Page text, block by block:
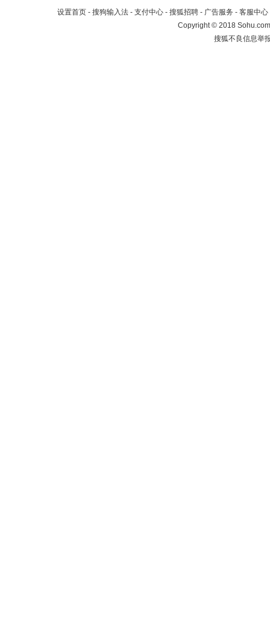
设置首页 - 搜狗输入法 - 支付中心 - 搜狐招聘 - 广告服务 - 客服中心
Copyright©2018
搜狐不良信息举